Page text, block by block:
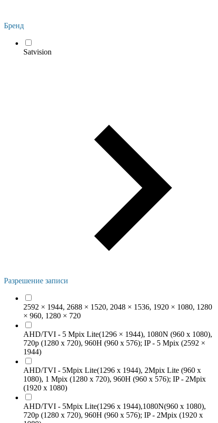
Бренд
Satvision
Разрешение записи
2592 × 1944, 2688 × 1520, 2048 × 1536, 1920 × 1080, 1280
× 960, 1280 × 720
AHD/TVI - 5 Mpix Lite(1296 × 1944), 1080N (960 x 1080),
720р (1280 x 720), 960H (960 x 576); IP - 5 Mpix (2592 ×
1944)
AHD/TVI - 5Mpix Lite(1296 x 1944), 2Mpix Lite (960 x
1080), 1 Mpix (1280 x 720), 960H (960 x 576); IP - 2Mpix
(1920 x 1080)
AHD/TVI - 5Mpix Lite(1296 x 1944),1080N(960 x 1080),
720р (1280 x 720), 960H (960 x 576); IP - 2Mpix (1920 x